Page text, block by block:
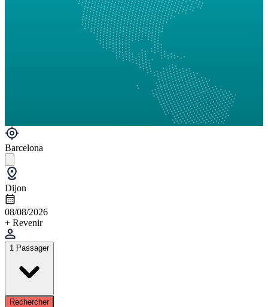
Barcelona
Dijon
08/08/2026
+ Revenir
1 Passager
Rechercher